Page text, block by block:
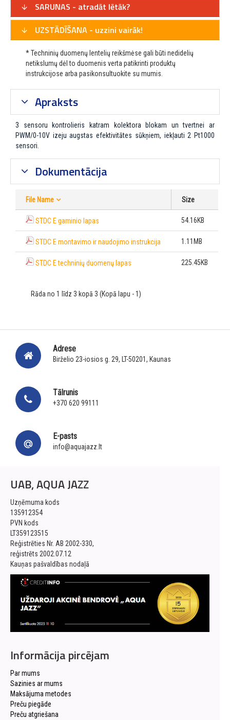
SARUNAS - atradāt lētāk?
UZSTĀDĪŠANA - uzzini vairāk!
* Techninių duomenų lentelių reikšmėse gali būti nedidelių
netikslumų dėl to duomenis verta patikrinti produktų
instrukcijose arba pasikonsultuokite su mumis.
Apraksts
3 sensoru kontrolieris katram kolektora blokam un tvertnei ar
PWM/0-10V izeju augstas efektivitātes sūkņiem, iekļauti 2 Pt1000
sensori.
Dokumentācija
File Name Size
STDC E gaminio lapas 54.16KB
STDC E montavimo ir naudojimo instrukcija 1.11MB
STDC E techninių duomenų lapas 225.45KB
Rāda no 1 līdz 3 kopā 3 (Kopā lapu - 1)
Adrese
Birželio 23-iosios g. 29, LT-50201, Kaunas
Tālrunis
+370 620 99111
E-pasts
info@aquajazz.lt
UAB, AQUA JAZZ
Uzņēmuma kods
135912354
PVN kods
LT359123515
Reģistrēties Nr. AB 2002-330,
reģistrēts 2002.07.12
Kauņas pašvaldības nodaļā
Informācija pircējam
Par mums
Sazinies ar mums
Maksājuma metodes
Preču piegāde
Preču atgriešana